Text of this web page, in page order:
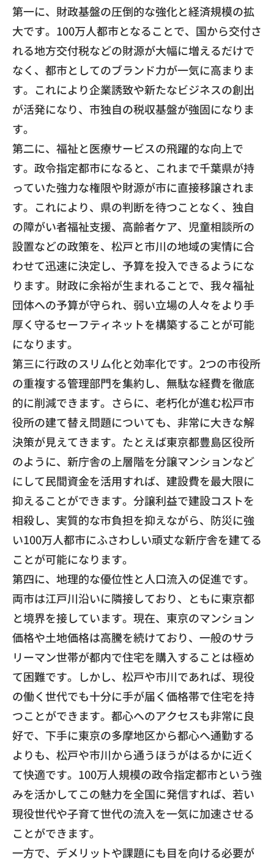
第一に、財政基盤の圧倒的な強化と経済規模の拡
大です。 100万人都市となることで、 国から交付さ
れる地方交付税などの財源が大幅に増えるだけで
なく 、都市としてのブランド力が一気に高まりま
す。 これにより企業誘致や新たなビジネスの創出
が活発になり、 市独自の税収基盤が強固になりま
す。
​第二に、福祉と医療サービスの飛躍的な向上で
す。 政令指定都市になると、 これまで千葉県が持
っていた強力な権限や財源が市に直接移譲されま
す。これにより、県の判断を待つことなく、 独自
の障がい者福祉支援、高齢者ケア、 児童相談所の
設置などの政策を、 松戸と市川の地域の実情に合
わせて迅速に決定し、 予算を投入できるようにな
ります。財政に余裕が生まれることで、 我々福祉
団体への予算が守られ、 弱い立場の人々をより手
厚く守るセーフティネットを構築することが可能
になります。
​第三に行政のスリム化と効率化です。 2つの市役所
の重複する管理部門を集約し、 無駄な経費を徹底
的に削減できます。さらに、 老朽化が進む松戸市
役所の建て替え問題についても、 非常に大きな解
決策が見えてきます。 たとえば東京都豊島区役所
のように、 新庁舎の上層階を分譲マンションなど
にして民間資金を活用すれば、建設費を最大限に
抑えることができます。 分譲利益で建設コストを
相殺し、実質的な市負担を抑えながら、 防災に強
い100万人都市にふさわしい頑丈な新庁舎を建てる
ことが可能になります。
​第四に、地理的な優位性と人口流入の促進です。
両市は江戸川沿いに隣接しており、 ともに東京都
と境界を接しています。現在、 東京のマンション
価格や土地価格は高騰を続けており、 一般のサラ
リーマン世帯が都内で住宅を購入することは極め
て困難です。しかし、松戸や市川であれば、 現役
の働く世代でも十分に手が届く価格帯で住宅を持
つことができます。都心へのアクセスも非常に良
好で、 下手に東京の多摩地区から都心へ通勤する
よりも、 松戸や市川から通うほうがはるかに近く
て快適です。 100万人規模の政令指定都市という強
みを活かしてこの魅力を全国に発信すれば、 若い
現役世代や子育て世代の流入を一気に加速させる
ことができます。
​一方で、デメリットや課題にも目を向ける必要が